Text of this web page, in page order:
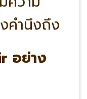
คำนึงถึง
อย่าง